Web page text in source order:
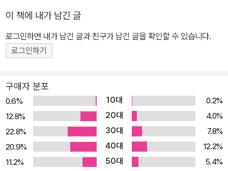
트 방송 필수 패턴 100 영어회화 입영작 훈련 Special Edition <영
어회화 입영작 훈련> 시리즈는 머리에만 머물러 있었던 ‘지식(어휘/
문법)’을 입 영작을 통해 ‘하는 영어’로 바꾸어주는 스피킹 훈련입니
접해보지도 못한 새로운 문법을 다루지 않습니다. 중요한 것은 아는
지식의 양을 계속 늘리기에만 집중하는 것이 아니라, 이미 가지고 있
는 지식을 최대한 많이 사용하여 그것을 ‘체화’시키는 것입니다. 학창
시절 시험용 영어 공부로 쌓아온 것을 ‘영어 공부 Version 1.0’이라고
한다면, 이 교재는 반복 훈련을 통해 그 지식을 확장시켜 줄 ‘영어 공
부 Version 2.0’이라고 볼 수 있습니다. 입 영작 훈련을 꾸준히 하다
보면, 머릿속에서 영어 어순으로 이해하는 처리 속도가 빨라집니다.
이 책에 내가 남긴 글
로그인하면 내가 남긴 글과 친구가 남긴 글을 확인할 수 있습니다.
로그인하기
구매자 분포
0.6% 10대
0.2%
12.8%
20대
4.0%
22.8%
30대
7.8%
20.9%
40대
12.2%
11.2%
50대
5.4%